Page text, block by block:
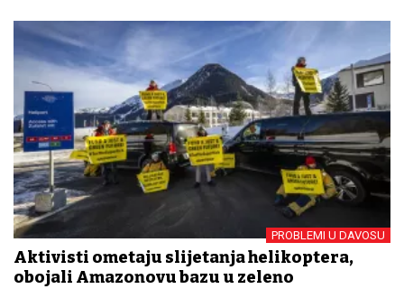
PROBLEMI U DAVOSU
Aktivisti ometaju slijetanja helikoptera,
obojali Amazonovu bazu u zeleno